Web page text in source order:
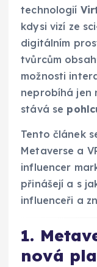
technologií
kdysi vizí ze
digitálním
tvůrcům
možnosti
neprobíhá jen
stává se
Tento článek
Metaverse a
influencer
přinášejí a s
influenceři a
1.
nová